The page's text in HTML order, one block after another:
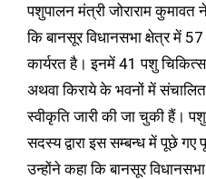
पशुपालन मंत्री जोराराम कुमावत
कि बानसूर विधानसभा क्षेत्र में
कार्यरत है। इनमें 41 पशु
अथवा किराये के भवनों में
स्वीकृति जारी की जा चुकी हैं।
सदस्य द्वारा इस सम्बन्ध में पूछे
उन्होंने कहा कि बानसूर